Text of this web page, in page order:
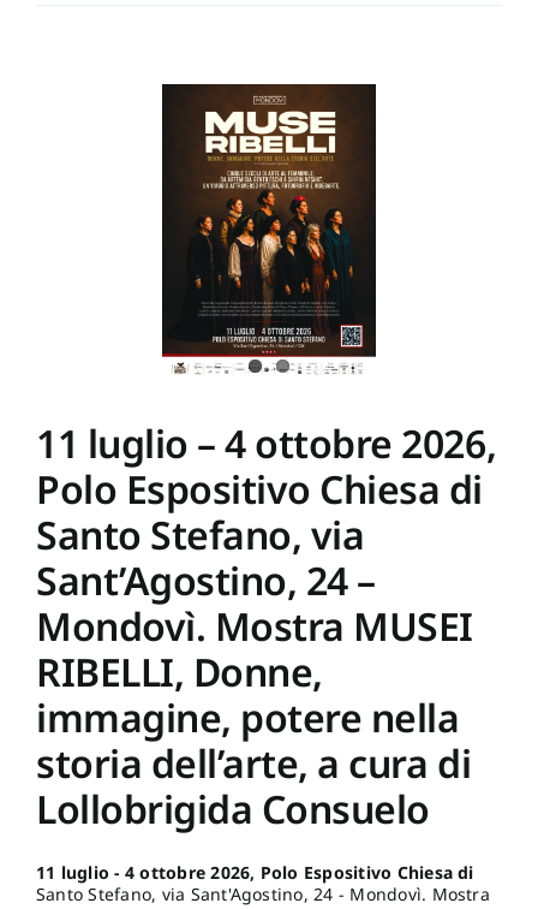
17.00,
Sala
San
Gregorio
principale
dell’Abbazia
di
Santa
Scolastica)
–
Subiaco.
Presentazione
del
volume
BENEDETTINI
DI
SUBIACO,
Gangemi
Editore
11 luglio – 4 ottobre 2026,
Polo Espositivo Chiesa di
Santo Stefano, via
Sant’Agostino, 24 –
Mondovì. Mostra MUSEI
RIBELLI, Donne,
immagine, potere nella
storia dell’arte, a cura di
Lollobrigida Consuelo
11 luglio - 4 ottobre 2026, Polo Espositivo Chiesa di
Santo Stefano, via Sant'Agostino, 24 - Mondovì. Mostra